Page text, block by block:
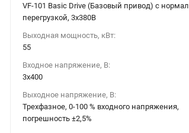
VF-101 Basic Drive (Базовый привод) c
перегрузкой, 3х380В
Выходная мощность, кВт:
55
Входное напряжение, В:
3х400
Выходное напряжение, В:
Трехфазное, 0-100 % входного напряжения,
погрешность ±2,5%